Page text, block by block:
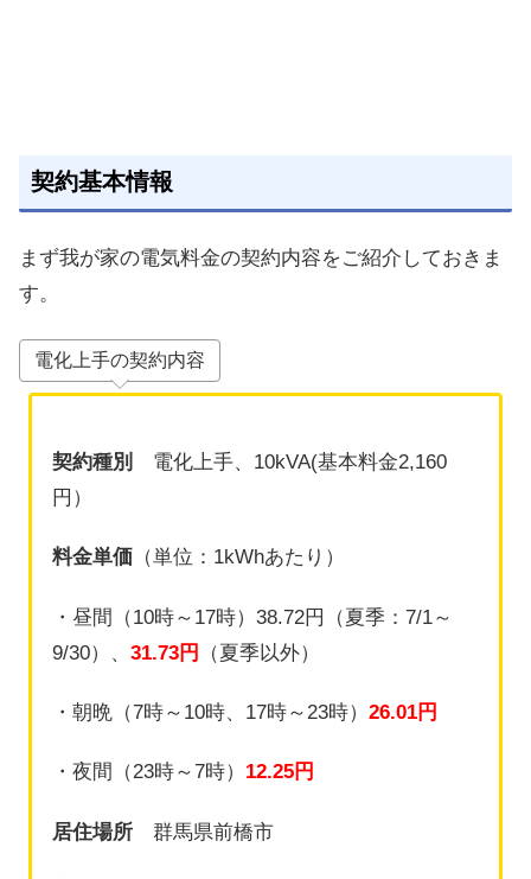
契約基本情報
まず我が家の電気料金の契約内容をご紹介しておきま
す。
電化上手の契約内容
契約種別
電化上手、10kVA(基本料金2,160
円）
料金単価 （単位：1kWhあたり）
・昼間（10時～17時）38.72円（夏季：7/1～
9/30）、31.73円 （夏季以外）
・朝晩（7時～10時、17時～23時）26.01円
・夜間（23時～7時） 12.25円
居住場所 群馬県前橋市